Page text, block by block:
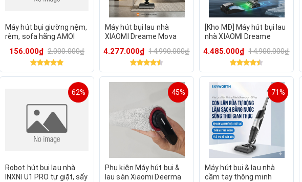
Máy hút bụi giường nệm,
rèm, sofa hãng AMOI
156.000₫ 2.000.000₫
Máy hút bụi lau nhà
XIAOMI Dreame Mova
90°C, giặt & sấy khô giẻ
4.277.000₫ 14.990.000₫
[Kho MĐ] Máy hút bụi lau
nhà XIAOMI Dreame
nóng 90°C, giặt & sấy khô
4.485.000₫ 14.900.000₫
62%
Robot hút bụi lau nhà
INXNI U1 PRO tự giặt, sấy
45%
Phụ kiện Máy hút bụi &
lau sàn Xiaomi Deerma
71%
Máy hút bụi & lau nhà
cầm tay thông minh